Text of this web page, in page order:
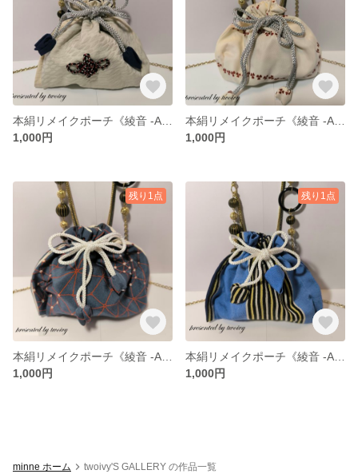
1,000円
1,000円
残り1点
1,000円
残り1点
1,000円
minne ホーム twoivy'S GALLERY の作品一覧